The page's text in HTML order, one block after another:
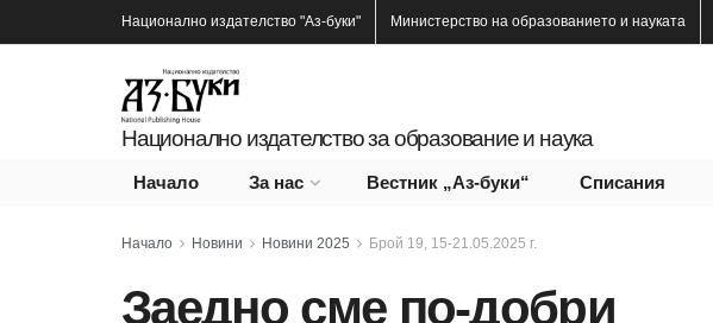
Национално издателство "Аз-буки" Министерство на образованието и науката
Национално издателство за образование и наука
Начало За нас Вестник „Аз-буки“ Списания
Начало Новини Новини 2025 Брой 19, 15-21.05.2025 г.
Заедно сме по-добри